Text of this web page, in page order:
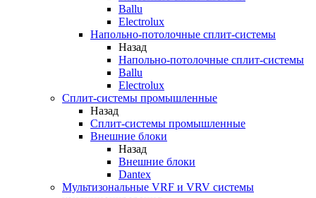
Ballu
Electrolux
Напольно-потолочные сплит-системы
Назад
Напольно-потолочные сплит-системы
Ballu
Electrolux
Сплит-системы промышленные
Назад
Сплит-системы промышленные
Внешние блоки
Назад
Внешние блоки
Dantex
Мультизональные VRF и VRV системы